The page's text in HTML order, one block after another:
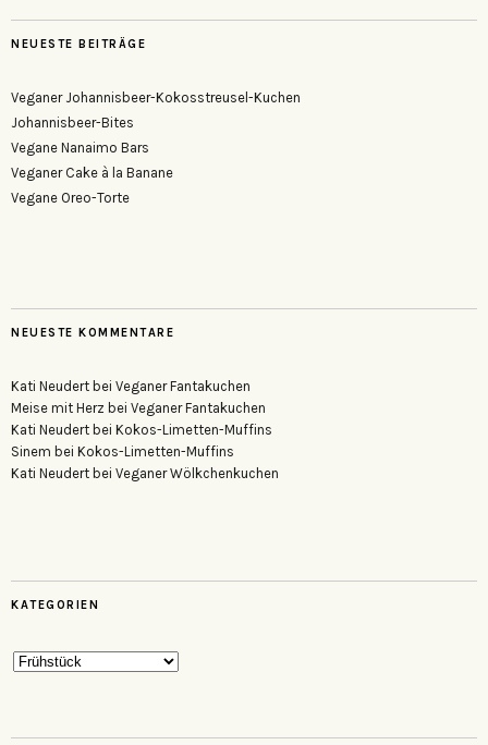
NEUESTE BEITRÄGE
Veganer Johannisbeer-Kokosstreusel-Kuchen
Johannisbeer-Bites
Vegane Nanaimo Bars
Veganer Cake à la Banane
Vegane Oreo-Torte
NEUESTE KOMMENTARE
Kati Neudert bei Veganer Fantakuchen
Meise mit Herz bei Veganer Fantakuchen
Kati Neudert bei Kokos-Limetten-Muffins
Sinem bei Kokos-Limetten-Muffins
Kati Neudert bei Veganer Wölkchenkuchen
KATEGORIEN
Kategorien